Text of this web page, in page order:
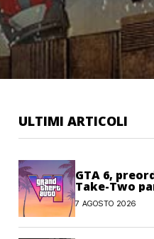
ULTIMI ARTICOLI
GTA 6,
Take-Two
“senza
7 AGOSTO 2026